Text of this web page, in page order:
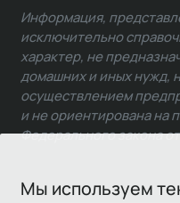
Мы используем
Информация,
исключительно
характер, не
домашних и иных нужд,
осуществлением
и не ориентирована на
Федерального закона